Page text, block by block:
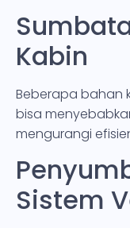
Kabin
Beberapa bahan
bisa
mengurangi
Sistem